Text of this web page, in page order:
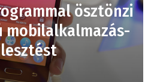
ösztönzi
mobilalkalmazás-